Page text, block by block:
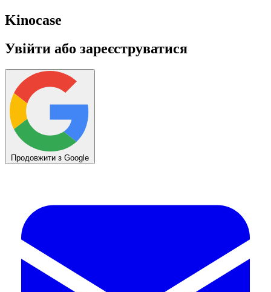
Kinocase
Увійти або зареєструватися
Продовжити з Google